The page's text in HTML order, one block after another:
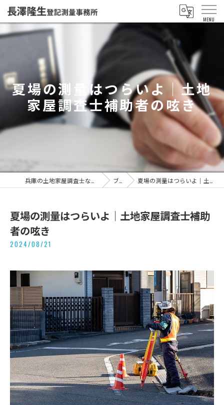
夏場の測量はつらいよ｜土地
家屋調査士補助者の呟き
ブログ 夏場の測量はつらいよ｜土地家屋調査士補助者の呟き
夏場の測量はつらいよ｜土地家屋調査士補助
者の呟き
2024/08/21